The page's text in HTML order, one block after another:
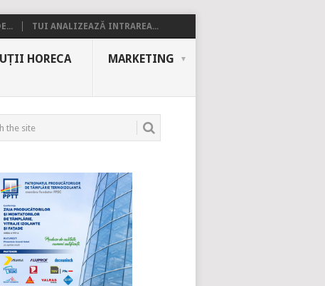
TUI ANALIZEAZĂ INTRAREA...
HORECA MARKETING